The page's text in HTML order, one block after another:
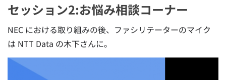
セッション2:お悩み相談コーナー
NEC における取り組みの後、ファシリテーターのマイク
は NTT Data の木下さんに。